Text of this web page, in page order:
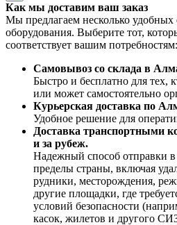
Как мы доставим ваш заказ
Мы предлагаем несколько удобных
оборудования. Выберите тот,
соответствует вашим потребностям:
Самовывоз со склада в
Быстро и бесплатно для тех,
или может самостоятельно
Курьерская доставка по
Удобное решение для
Доставка транспортными
и за рубеж.
Надежный способ отправки
пределы страны, включая
рудники, месторождения,
другие площадки, где
условий безопасности
касок, жилетов и другого